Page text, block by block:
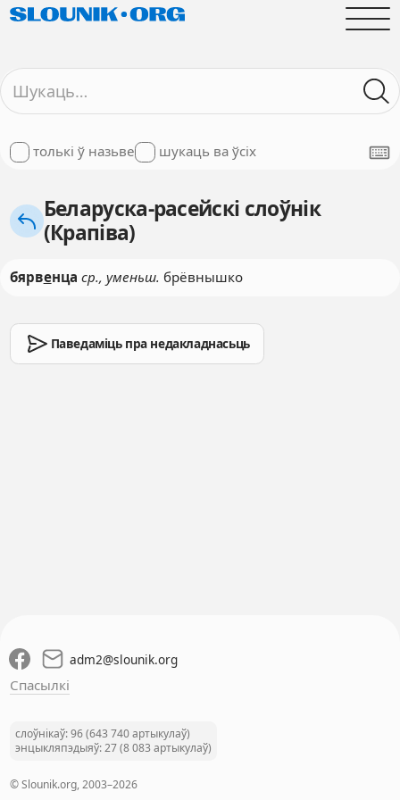
толькі ў назьве шукаць ва ўсіх
Беларуска-расейскі слоўнік
(Крапіва)
бярвенца ср., уменьш. брёвнышко
Паведаміць пра недакладнасьць
adm2@slounik.org
Спасылкі
слоўнікаў: 96 (643 740 артыкулаў)
энцыкляпэдыяў: 27 (8 083 артыкулаў)
© Slounik.org, 2003–2026